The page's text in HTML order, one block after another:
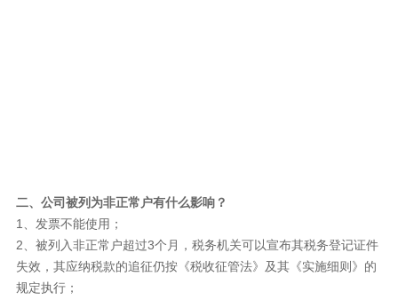
二、公司被列为非正常户有什么影响？
1、发票不能使用；
2、被列入非正常户超过3个月，税务机关可以宣布其税务登记证件
失效，其应纳税款的追征仍按《税收征管法》及其《实施细则》的
规定执行；